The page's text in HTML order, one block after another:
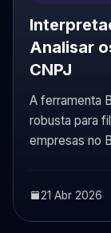
Analisar
CNPJ
A ferramenta
robusta para
empresas no
21 Abr 2026